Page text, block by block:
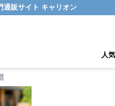
通販サイト キャリオン
人